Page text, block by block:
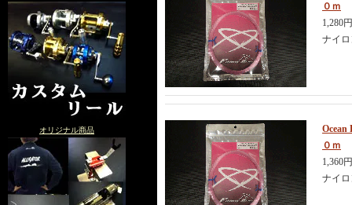
オリジナル商品
０ｍ
1,280
ナイ
０ｍ
1,360
ナイ